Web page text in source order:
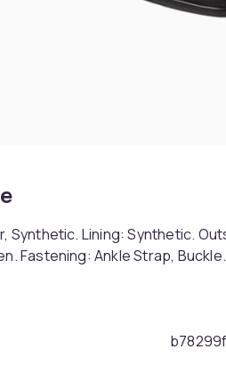
Synthetic. Lining: Synthetic.
Fastening: Ankle Strap,